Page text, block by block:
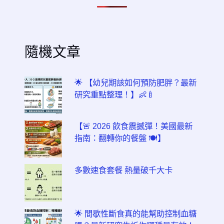
隨機文章
🌟 【幼兒期該如何預防肥胖？最新
研究重點整理！】👶🍼
【🚨 2026 飲食震撼彈！美國最新
指南：翻轉你的餐盤 🍽️】
多數速食套餐 熱量破千大卡
🌟 間歇性斷食真的能幫助控制血糖